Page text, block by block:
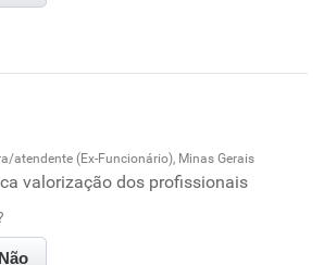
empresa
atendente (Ex-Funcionário), Minas Gerais
valorização dos profissionais
Não